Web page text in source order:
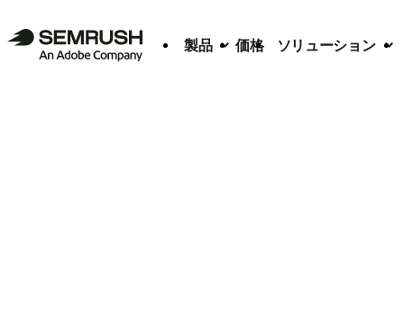
製品 価格 ソリューション